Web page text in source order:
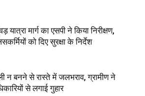
यात्रा मार्ग का एसपी ने किया निरीक्षण,
को दिए सुरक्षा के निर्देश
न बनने से रास्ते में जलभराव, ग्रामीण ने
से लगाई गुहार